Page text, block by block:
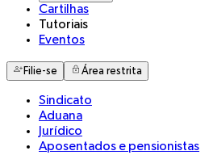
Cartilhas
Tutoriais
Eventos
Filie-se Área restrita
Sindicato
Aduana
Jurídico
Aposentados e pensionistas